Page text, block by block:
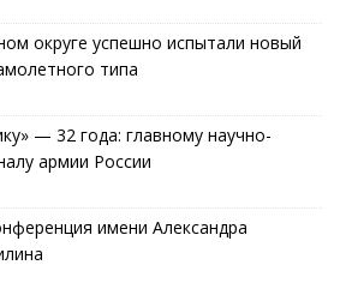
округе успешно испытали новый
типа
— 32 года: главному научно-
армии России
имени Александра